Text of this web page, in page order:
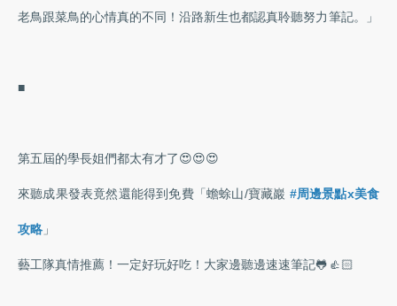
老鳥跟菜鳥的心情真的不同！沿路新生也都認真聆聽努力筆記。」
■
第五屆的學長姐們都太有才了😍😍😍
來聽成果發表竟然還能得到免費「蟾蜍山/寶藏巖 #周邊景點x美食
攻略 」
藝工隊真情推薦！一定好玩好吃！大家邊聽邊速速筆記🐸👍🏻